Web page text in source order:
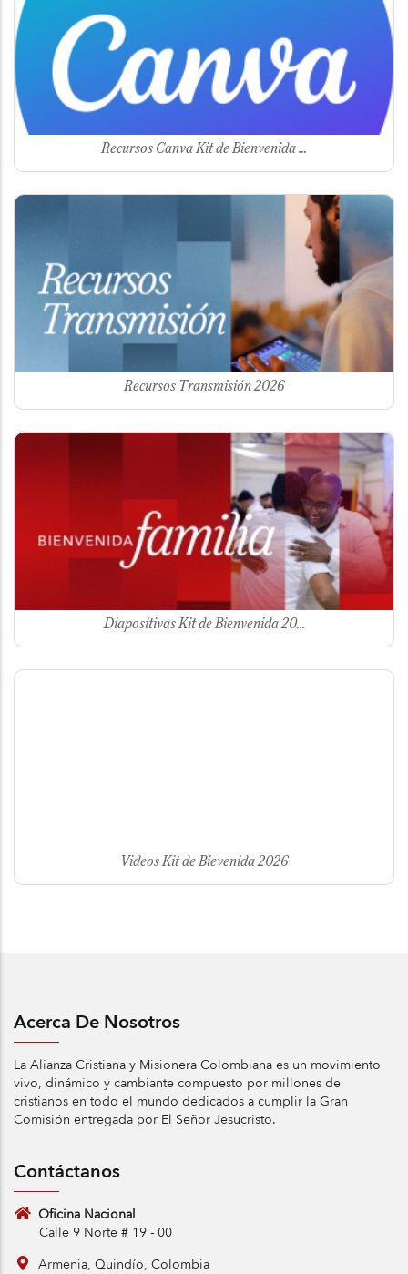
Recursos Canva Kit de Bienvenida ...
Image
Recursos Transmisión 2026
Image
Diapositivas Kit de Bienvenida 20...
Videos Kit de Bievenida 2026
Acerca De Nosotros
La Alianza Cristiana y Misionera Colombiana es un movimiento
vivo, dinámico y cambiante compuesto por millones de
cristianos en todo el mundo dedicados a cumplir la Gran
Comisión entregada por El Señor Jesucristo.
Contáctanos
Oficina Nacional
Calle 9 Norte # 19 - 00
Armenia, Quindío, Colombia